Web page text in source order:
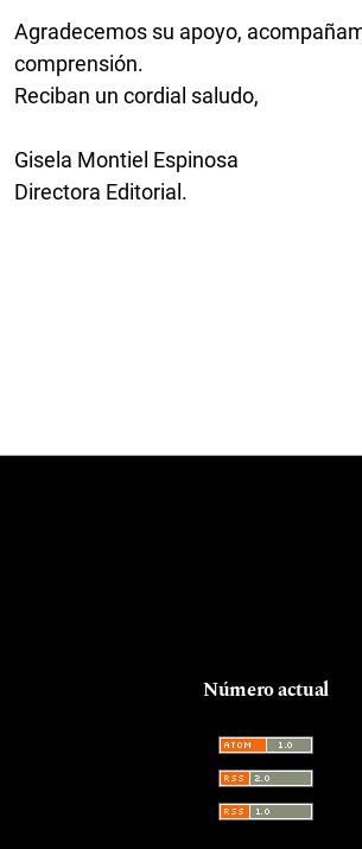
Agradecemos su apoyo,
comprensión.
Reciban un cordial saludo,
Gisela Montiel Espinosa
Directora Editorial.
Número actual